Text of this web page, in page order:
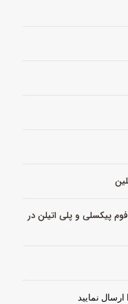
و پلی اتیلن در
نمایید